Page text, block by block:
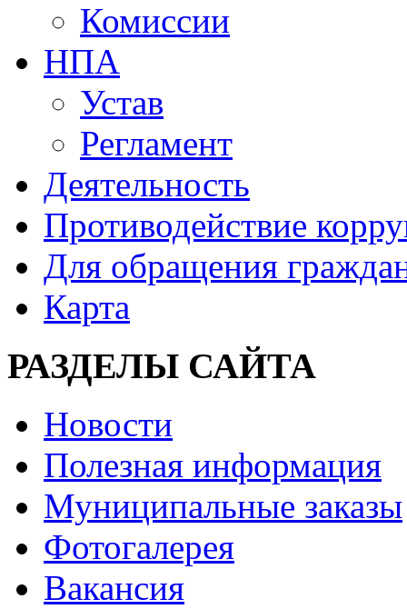
Комиссии
НПА
Устав
Регламент
Деятельность
Противодействие
Для обращения
Карта
РАЗДЕЛЫ САЙТА
Новости
Полезная информация
Муниципальные заказы
Фотогалерея
Вакансия